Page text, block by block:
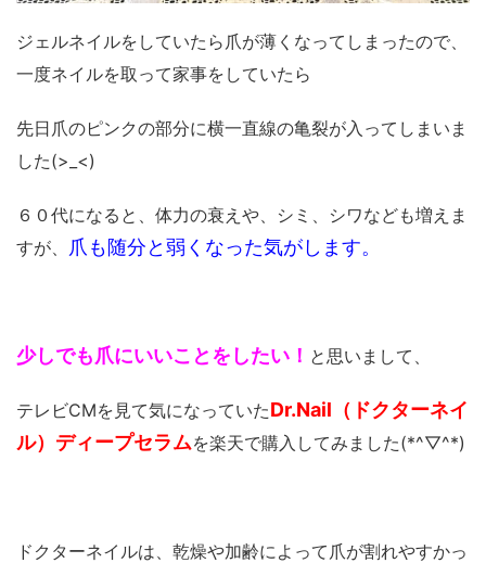
ジェルネイルをしていたら爪が薄くなってしまったので、
一度ネイルを取って家事をしていたら
先日爪のピンクの部分に横一直線の亀裂が入ってしまいま
した(>_<)
６０代になると、体力の衰えや、シミ、シワなども増えま
すが、 爪も随分と弱くなった気がします。
少しでも爪にいいことをしたい！ と思いまして、
テレビCMを見て気になっていたDr.Nail（ドクターネイ
ル）ディープセラムを楽天で購入してみました(*^▽^*)
ドクターネイルは、乾燥や加齢によって爪が割れやすかっ